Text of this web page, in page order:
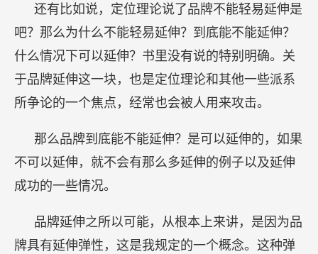
还有比如说，定位理论说了品牌不能轻易延伸是
吧？那么为什么不能轻易延伸？到底能不能延伸？
什么情况下可以延伸？书里没有说的特别明确。关
于品牌延伸这一块，也是定位理论和其他一些派系
所争论的一个焦点，经常也会被人用来攻击。
那么品牌到底能不能延伸？是可以延伸的，如果
不可以延伸，就不会有那么多延伸的例子以及延伸
成功的一些情况。
品牌延伸之所以可能，从根本上来讲，是因为品
牌具有延伸弹性，这是我规定的一个概念。这种弹